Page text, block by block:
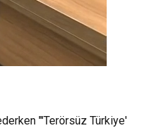
"'Terörsüz Türkiye'